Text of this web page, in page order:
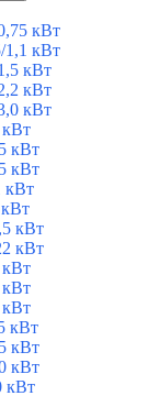
кВт
1,1 кВт
кВт
кВт
кВт
кВт
кВт
кВт
кВт
кВт
кВт
кВт
кВт
кВт